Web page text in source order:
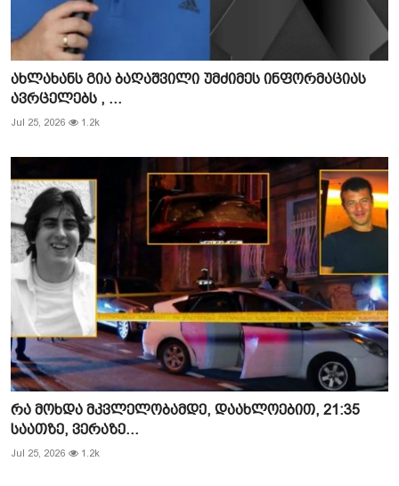
ახლახანს გია ბაღაშვილი უმძიმეს ინფორმაციას
ავრცელებს , ...
Jul 25, 2026 1.2k
რა მოხდა მკვლელობამდე, დაახლოებით, 21:35
საათზე, ვერაზე...
Jul 25, 2026 1.2k